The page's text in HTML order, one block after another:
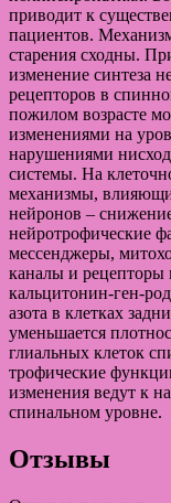
приводит к
пациентов.
старения сходны.
изменение синтеза
рецепторов в
пожилом возрасте
изменениями на
нарушениями
системы. На
механизмы,
нейронов –
нейротрофические
мессенджеры,
каналы и рецепторы
кальцитонин-ген-
азота в клетках
уменьшается
глиальных клеток
трофические
изменения ведут к
спинальном уровне.
Отзывы